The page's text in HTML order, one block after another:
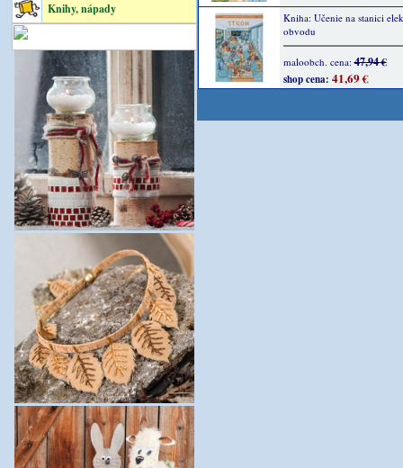
Knihy, nápady
Kniha: Učenie na stanici
obvodu
maloobch. cena:47,94 €
shop cena: 41,69 €